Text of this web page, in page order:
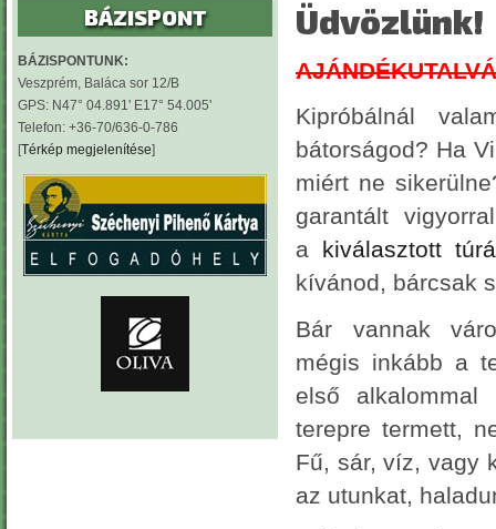
BÁZISPONT
BÁZISPONTUNK:
Veszprém, Baláca sor 12/B
GPS: N47° 04.891' E17° 54.005'
Telefon: +36-70/636-0-786
[Térkép megjelenítése]
Üdvözlünk!
Kipróbálnál
bátorságod? Ha
miért ne
garantált
a kiválasztott
kívánod, bárcsak
Bár vannak
mégis inkább a
első
terepre termett,
Fű, sár, víz, vagy
az utunkat,